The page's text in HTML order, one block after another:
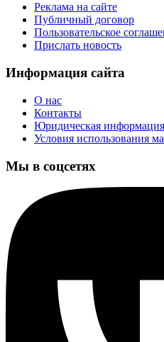
Реклама на сайте
Публичный договор
Пользовательское
Прислать новость
Информация сайта
О нас
Контакты
Юридическая информация
Условия использования
Мы в соцсетях